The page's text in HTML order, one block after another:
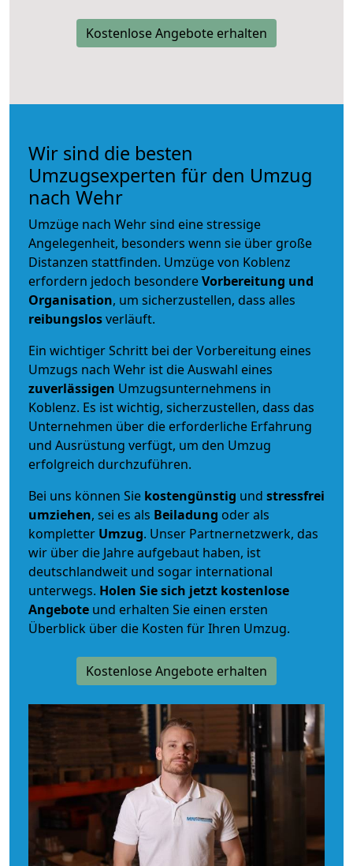
Kostenlose Angebote erhalten
Wir sind die besten
Umzugsexperten für den Umzug
nach Wehr
Umzüge nach Wehr sind eine stressige
Angelegenheit, besonders wenn sie über große
Distanzen stattfinden. Umzüge von Koblenz
erfordern jedoch besondereVorbereitung und
Organisation, um sicherzustellen, dass alles
reibungslosverläuft.
Ein wichtiger Schritt bei der Vorbereitung eines
Umzugs nach Wehr ist die Auswahl eines
zuverlässigen Umzugsunternehmens in
Koblenz. Es ist wichtig, sicherzustellen, dass das
Unternehmen über die erforderliche Erfahrung
und Ausrüstung verfügt, um den Umzug
erfolgreich durchzuführen.
Bei uns können Sie kostengünstig und stressfrei
umziehen, sei es als Beiladung oder als
kompletter Umzug. Unser Partnernetzwerk, das
wir über die Jahre aufgebaut haben, ist
deutschlandweit und sogar international
unterwegs. Holen Sie sich jetzt kostenlose
Angebote und erhalten Sie einen ersten
Überblick über die Kosten für Ihren Umzug.
Kostenlose Angebote erhalten